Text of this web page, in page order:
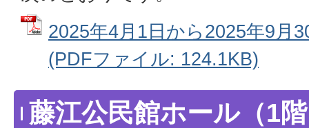
2025年4月1日から2025年9月
(PDFファイル: 124.1KB)
藤江公民館ホール（1